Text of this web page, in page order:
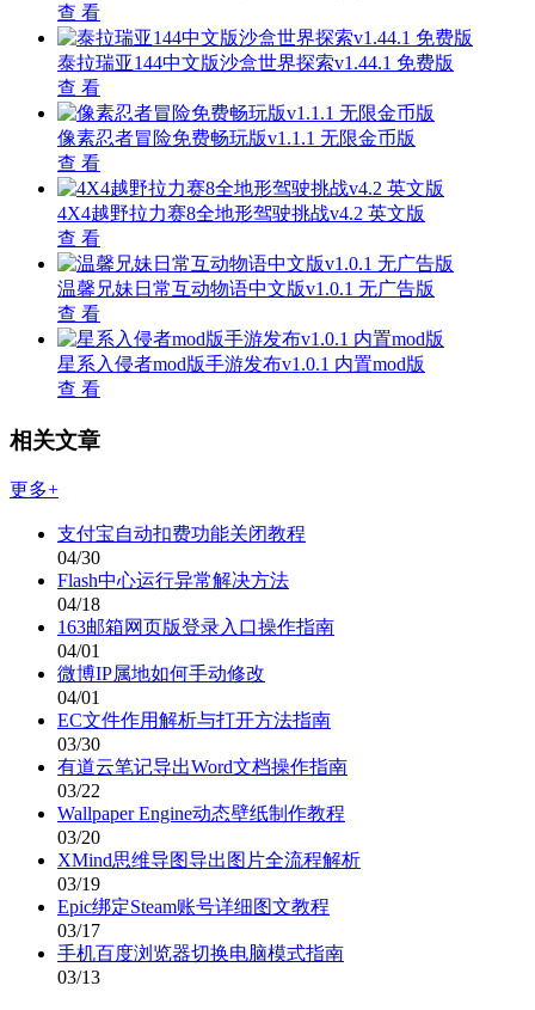
查 看
泰拉瑞亚144中文版沙盒世界探索v1.44.1 免费版
查 看
像素忍者冒险免费畅玩版v1.1.1 无限金币版
查 看
4X4越野拉力赛8全地形驾驶挑战v4.2 英文版
查 看
温馨兄妹日常互动物语中文版v1.0.1 无广告版
查 看
星系入侵者mod版手游发布v1.0.1 内置mod版
查 看
相关文章
更多+
支付宝自动扣费功能关闭教程
04/30
Flash中心运行异常解决方法
04/18
163邮箱网页版登录入口操作指南
04/01
微博IP属地如何手动修改
04/01
EC文件作用解析与打开方法指南
03/30
有道云笔记导出Word文档操作指南
03/22
Wallpaper Engine动态壁纸制作教程
03/20
XMind思维导图导出图片全流程解析
03/19
Epic绑定Steam账号详细图文教程
03/17
手机百度浏览器切换电脑模式指南
03/13